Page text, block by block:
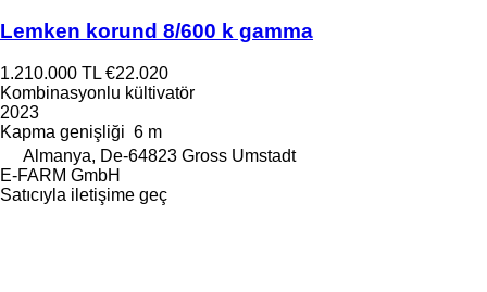
Lemken korund 8/600 k gamma
1.210.000 TL €22.020
Kombinasyonlu kültivatör
2023
Kapma genişliği 6 m
Almanya, De-64823 Gross Umstadt
E-FARM GmbH
Satıcıyla iletişime geç